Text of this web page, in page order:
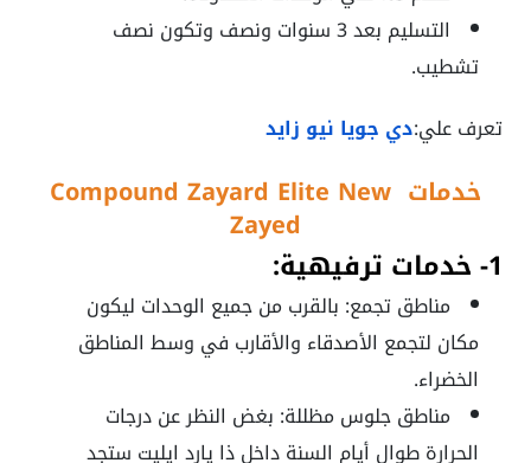
التسليم بعد 3 سنوات ونصف وتكون نصف
تشطيب.
تعرف علي:دي جويا نيو زايد
خدمات Compound Zayard Elite New
Zayed
1- خدمات ترفيهية:
مناطق تجمع: بالقرب من جميع الوحدات ليكون
مكان لتجمع الأصدقاء والأقارب في وسط المناطق
الخضراء.
مناطق جلوس مظللة: بغض النظر عن درجات
الحرارة طوال أيام السنة داخل ذا يارد ايليت ستجد